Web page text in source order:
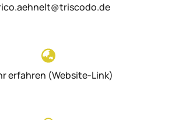
erfahren (Website-Link)